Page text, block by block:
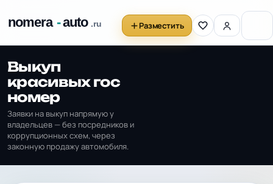
Разместить
Выкуп
красивых гос
номер
Заявки на выкуп напрямую у
владельцев — без посредников и
коррупционных схем, через
законную продажу автомобиля.